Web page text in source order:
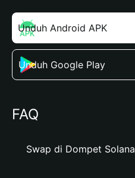
Unduh Android APK
Unduh Google Play
FAQ
Swap di Dompet Solana